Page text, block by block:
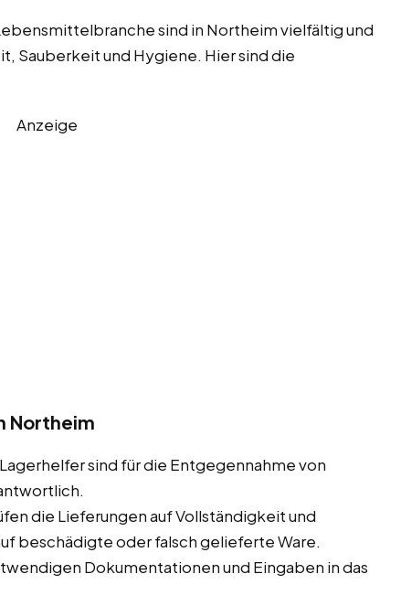
sind in Northeim vielfältig und
Sauberkeit und Hygiene. Hier sind die
Anzeige
Northeim
sind für die Entgegennahme von
die Lieferungen auf Vollständigkeit und
beschädigte oder falsch gelieferte Ware.
Dokumentationen und Eingaben in das